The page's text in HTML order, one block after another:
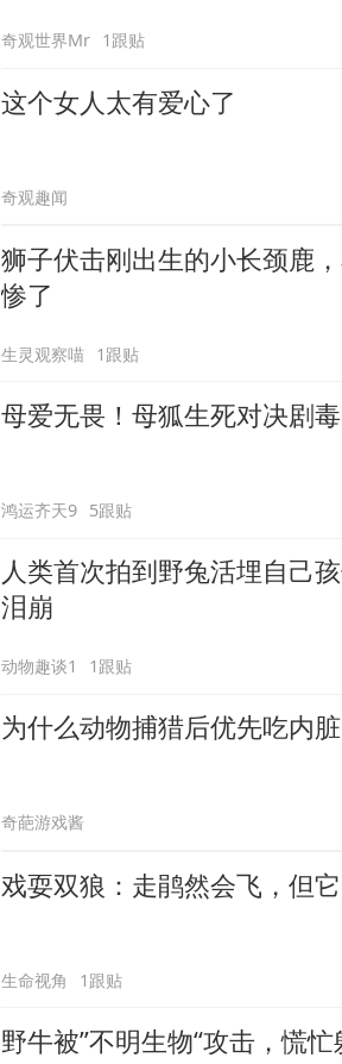
奇观世界Mr 1跟贴
这个女人太有爱心了
奇观趣闻
狮子伏击刚出生的小长颈鹿
惨了
生灵观察喵 1跟贴
母爱无畏！母狐生死对决剧
鸿运齐天9 5跟贴
人类首次拍到野兔活埋自己
泪崩
动物趣谈1 1跟贴
为什么动物捕猎后优先吃内脏
奇葩游戏酱
戏耍双狼：走鹃然会飞，但
生命视角 1跟贴
野牛被”不明生物“攻击，慌